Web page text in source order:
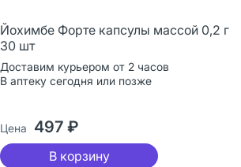
Йохимбе Форте капсулы массой 0,2 г
30 шт
Доставим курьером от 2 часов
В аптеку сегодня или позже
Цена 497 ₽
В корзину